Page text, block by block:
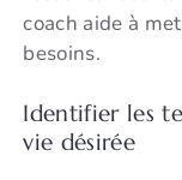
coach aide à
besoins.
Identifier les
vie désirée